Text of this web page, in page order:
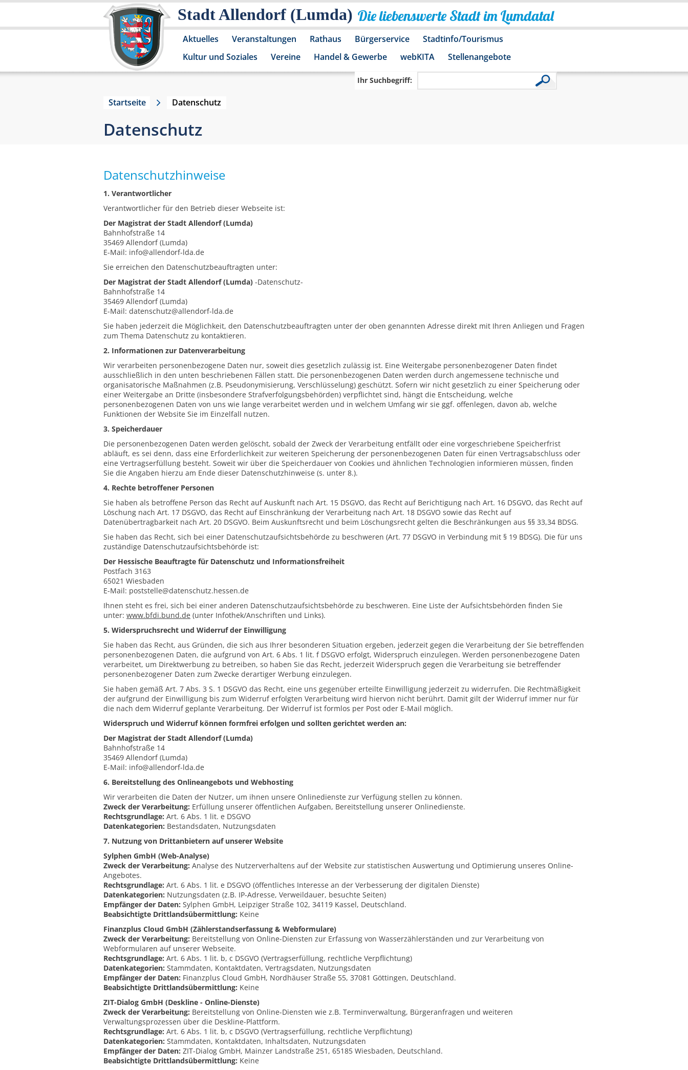
Stadt Allendorf (Lumda) Die liebenswerte Stadt im Lumdatal
Aktuelles Veranstaltungen Rathaus Bürgerservice
Stadtinfo/Tourismus
Kultur und Soziales
Vereine Handel & Gewerbe webKITA Stellenangebote
Ihr Suchbegriff:
Startseite Datenschutz
Datenschutz
Datenschutzhinweise
1. Verantwortlicher
Verantwortlicher für den Betrieb dieser Webseite ist:
Der Magistrat der Stadt Allendorf (Lumda)
Bahnhofstraße 14
35469 Allendorf (Lumda)
E-Mail: info@allendorf-lda.de
Sie erreichen den Datenschutzbeauftragten unter:
Der Magistrat der Stadt Allendorf (Lumda) -Datenschutz-
Bahnhofstraße 14
35469 Allendorf (Lumda)
E-Mail: datenschutz@allendorf-lda.de
Sie haben jederzeit die Möglichkeit, den Datenschutzbeauftragten unter der oben genannten Adresse direkt mit Ihren Anliegen und Fragen
zum Thema Datenschutz zu kontaktieren.
2. Informationen zur Datenverarbeitung
Wir verarbeiten personenbezogene Daten nur, soweit dies gesetzlich zulässig ist. Eine Weitergabe personenbezogener Daten findet
ausschließlich in den unten beschriebenen Fällen statt. Die personenbezogenen Daten werden durch angemessene technische und
organisatorische Maßnahmen (z.B. Pseudonymisierung, Verschlüsselung) geschützt. Sofern wir nicht gesetzlich zu einer Speicherung oder
einer Weitergabe an Dritte (insbesondere Strafverfolgungsbehörden) verpflichtet sind, hängt die Entscheidung, welche
personenbezogenen Daten von uns wie lange verarbeitet werden und in welchem Umfang wir sie ggf. offenlegen, davon ab, welche
Funktionen der Website Sie im Einzelfall nutzen.
3. Speicherdauer
Die personenbezogenen Daten werden gelöscht, sobald der Zweck der Verarbeitung entfällt oder eine vorgeschriebene Speicherfrist
abläuft, es sei denn, dass eine Erforderlichkeit zur weiteren Speicherung der personenbezogenen Daten für einen Vertragsabschluss oder
eine Vertragserfüllung besteht. Soweit wir über die Speicherdauer von Cookies und ähnlichen Technologien informieren müssen, finden
Sie die Angaben hierzu am Ende dieser Datenschutzhinweise (s. unter 8.).
4. Rechte betroffener Personen
Sie haben als betroffene Person das Recht auf Auskunft nach Art. 15 DSGVO, das Recht auf Berichtigung nach Art. 16 DSGVO, das Recht auf
Löschung nach Art. 17 DSGVO, das Recht auf Einschränkung der Verarbeitung nach Art. 18 DSGVO sowie das Recht auf
Datenübertragbarkeit nach Art. 20 DSGVO. Beim Auskunftsrecht und beim Löschungsrecht gelten die Beschränkungen aus §§ 33,34 BDSG.
Sie haben das Recht, sich bei einer Datenschutzaufsichtsbehörde zu beschweren (Art. 77 DSGVO in Verbindung mit § 19 BDSG). Die für uns
zuständige Datenschutzaufsichtsbehörde ist:
Der Hessische Beauftragte für Datenschutz und Informationsfreiheit
Postfach 3163
65021 Wiesbaden
E-Mail: poststelle@datenschutz.hessen.de
Ihnen steht es frei, sich bei einer anderen Datenschutzaufsichtsbehörde zu beschweren. Eine Liste der Aufsichtsbehörden finden Sie
unter: www.bfdi.bund.de (unter Infothek/Anschriften und Links).
5. Widerspruchsrecht und Widerruf der Einwilligung
Sie haben das Recht, aus Gründen, die sich aus Ihrer besonderen Situation ergeben, jederzeit gegen die Verarbeitung der Sie betreffenden
personenbezogenen Daten, die aufgrund von Art. 6 Abs. 1 lit. f DSGVO erfolgt, Widerspruch einzulegen. Werden personenbezogene Daten
verarbeitet, um Direktwerbung zu betreiben, so haben Sie das Recht, jederzeit Widerspruch gegen die Verarbeitung sie betreffender
personenbezogener Daten zum Zwecke derartiger Werbung einzulegen.
Sie haben gemäß Art. 7 Abs. 3 S. 1 DSGVO das Recht, eine uns gegenüber erteilte Einwilligung jederzeit zu widerrufen. Die Rechtmäßigkeit
der aufgrund der Einwilligung bis zum Widerruf erfolgten Verarbeitung wird hiervon nicht berührt. Damit gilt der Widerruf immer nur für
die nach dem Widerruf geplante Verarbeitung. Der Widerruf ist formlos per Post oder E-Mail möglich.
Widerspruch und Widerruf können formfrei erfolgen und sollten gerichtet werden an:
Der Magistrat der Stadt Allendorf (Lumda)
Bahnhofstraße 14
35469 Allendorf (Lumda)
E-Mail: info@allendorf-lda.de
6. Bereitstellung des Onlineangebots und Webhosting
Wir verarbeiten die Daten der Nutzer, um ihnen unsere Onlinedienste zur Verfügung stellen zu können.
Zweck der Verarbeitung: Erfüllung unserer öffentlichen Aufgaben, Bereitstellung unserer Onlinedienste.
Rechtsgrundlage: Art. 6 Abs. 1 lit. e DSGVO
Datenkategorien: Bestandsdaten, Nutzungsdaten
7. Nutzung von Drittanbietern auf unserer Website
Sylphen GmbH (Web-Analyse)
Zweck der Verarbeitung: Analyse des Nutzerverhaltens auf der Website zur statistischen Auswertung und Optimierung unseres Online-
Angebotes.
Rechtsgrundlage: Art. 6 Abs. 1 lit. e DSGVO (öffentliches Interesse an der Verbesserung der digitalen Dienste)
Datenkategorien: Nutzungsdaten (z.B. IP-Adresse, Verweildauer, besuchte Seiten)
Empfänger der Daten: Sylphen GmbH, Leipziger Straße 102, 34119 Kassel, Deutschland.
Beabsichtigte Drittlandsübermittlung: Keine
Finanzplus Cloud GmbH (Zählerstandserfassung & Webformulare)
Zweck der Verarbeitung: Bereitstellung von Online-Diensten zur Erfassung von Wasserzählerständen und zur Verarbeitung von
Webformularen auf unserer Webseite.
Rechtsgrundlage: Art. 6 Abs. 1 lit. b, c DSGVO (Vertragserfüllung, rechtliche Verpflichtung)
Datenkategorien: Stammdaten, Kontaktdaten, Vertragsdaten, Nutzungsdaten
Empfänger der Daten: Finanzplus Cloud GmbH, Nordhäuser Straße 55, 37081 Göttingen, Deutschland.
Beabsichtigte Drittlandsübermittlung: Keine
ZIT-Dialog GmbH (Deskline - Online-Dienste)
Zweck der Verarbeitung: Bereitstellung von Online-Diensten wie z.B. Terminverwaltung, Bürgeranfragen und weiteren
Verwaltungsprozessen über die Deskline-Plattform.
Rechtsgrundlage: Art. 6 Abs. 1 lit. b, c DSGVO (Vertragserfüllung, rechtliche Verpflichtung)
Datenkategorien: Stammdaten, Kontaktdaten, Inhaltsdaten, Nutzungsdaten
Empfänger der Daten: ZIT-Dialog GmbH, Mainzer Landstraße 251, 65185 Wiesbaden, Deutschland.
Beabsichtigte Drittlandsübermittlung: Keine